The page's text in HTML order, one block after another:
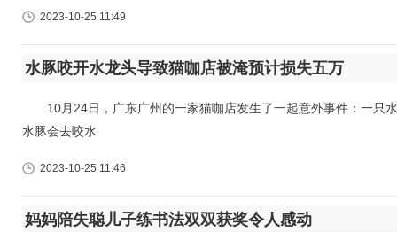
2023-10-25 11:49
水豚咬开水龙头导致猫咖店被淹预计损失五万
10月24日，广东广州的一家猫咖店发生了一起意外事件：一只
水豚会去咬水
2023-10-25 11:46
妈妈陪失聪儿子练书法双双获奖令人感动